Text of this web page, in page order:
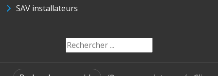
SAV installateurs